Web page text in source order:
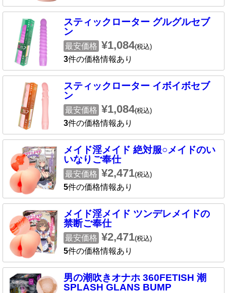
スティックローター グルグルセブ
ン
最安価格 ¥1,084(税込)
3件の価格情報あり
スティックローター イボイボセブ
ン
最安価格 ¥1,084(税込)
3件の価格情報あり
メイド淫メイド 絶対服○メイドのい
いなりご奉仕
最安価格 ¥2,471(税込)
5件の価格情報あり
メイド淫メイド ツンデレメイドの
禁断ご奉仕
最安価格 ¥2,471(税込)
5件の価格情報あり
男の潮吹きオナホ 360FETISH 潮
SPLASH GLANS BUMP